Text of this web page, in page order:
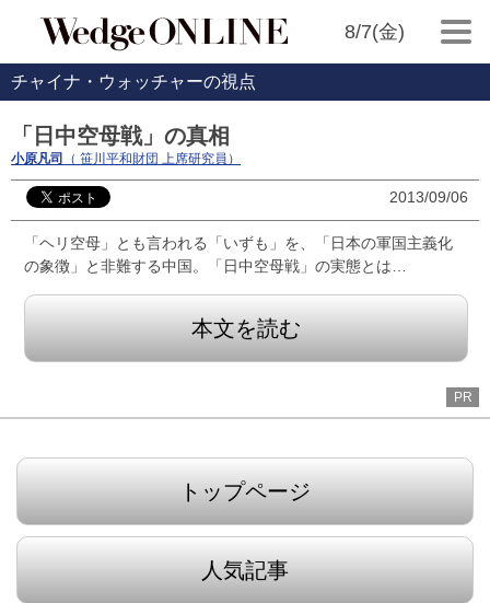
8/7(金)
チャイナ・ウォッチャーの視点
「日中空母戦」の真相
小原凡司 （ 笹川平和財団 上席研究員）
2013/09/06
「ヘリ空母」とも言われる「いずも」を、「日本の軍国主義化
の象徴」と非難する中国。「日中空母戦」の実態とは…
本文を読む
PR
トップページ
人気記事